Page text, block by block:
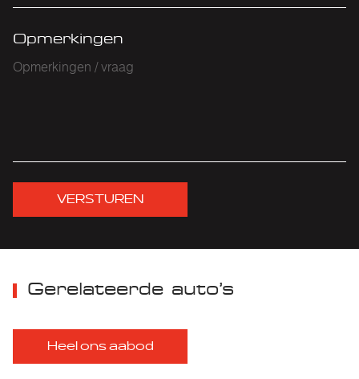
Opmerkingen
VERSTUREN
Gerelateerde auto’s
Heel ons aabod